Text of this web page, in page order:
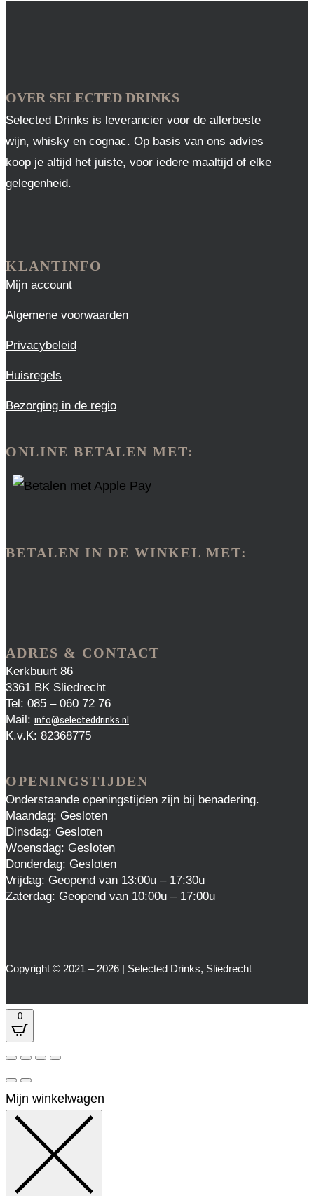
OVER SELECTED DRINKS
Selected Drinks is leverancier voor de allerbeste
wijn, whisky en cognac. Op basis van ons advies
koop je altijd het juiste, voor iedere maaltijd of elke
gelegenheid.
KLANTINFO
Mijn account
Algemene voorwaarden
Privacybeleid
Huisregels
Bezorging in de regio
ONLINE BETALEN MET:
BETALEN IN DE WINKEL MET:
ADRES & CONTACT
Kerkbuurt 86
3361 BK Sliedrecht
Tel: 085 – 060 72 76
Mail: info@selecteddrinks.nl
K.v.K: 82368775
OPENINGSTIJDEN
Onderstaande openingstijden zijn bij benadering.
Maandag: Gesloten
Dinsdag: Gesloten
Woensdag: Gesloten
Donderdag: Gesloten
Vrijdag: Geopend van 13:00u – 17:30u
Zaterdag: Geopend van 10:00u – 17:00u
Copyright © 2021 – 2026 | Selected Drinks, Sliedrecht
0
Mijn winkelwagen